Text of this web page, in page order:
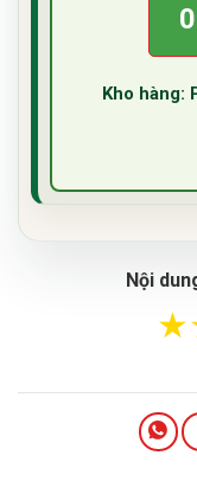
Kho hàng:
Nội
★